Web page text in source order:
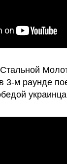
3-м раунде